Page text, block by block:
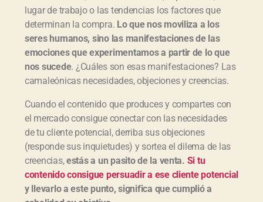
lugar de trabajo o las tendencias los factores que
determinan la compra. Lo que nos moviliza a los
seres humanos, sino las manifestaciones de las
emociones que experimentamos a partir de lo que
nos sucede. ¿Cuáles son esas manifestaciones? Las
camaleónicas necesidades, objeciones y creencias.
Cuando el contenido que produces y compartes con
el mercado consigue conectar con las necesidades
de tu cliente potencial, derriba sus objeciones
(responde sus inquietudes) y sortea el dilema de las
creencias,estás a un pasito de la venta. Si tu
contenido consigue persuadir a ese cliente potencial
y llevarlo a este punto, significa que cumplió a